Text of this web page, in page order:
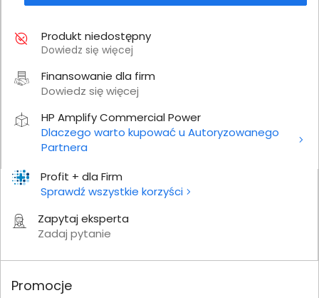
Profit + dla Firm
Sprawdź wszystkie korzyści
Zapytaj eksperta
Zadaj pytanie
Produkt niedostępny
Dowiedz się więcej
Finansowanie dla firm
Dowiedz się więcej
HP Amplify Commercial Power
Dlaczego warto kupować u Autoryzowanego
Partnera
Promocje